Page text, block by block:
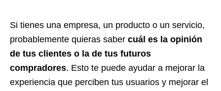
Si tienes una empresa, un producto o un servicio,
probablemente quieras saber cuál es la opinión
de tus clientes o la de tus futuros
compradores. Esto te puede ayudar a mejorar la
experiencia que perciben tus usuarios y mejorar el